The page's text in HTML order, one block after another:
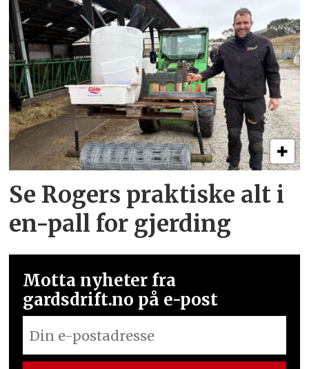
Se Rogers praktiske alt i
en-pall for gjerding
Motta nyheter fra
gardsdrift.no på e-post